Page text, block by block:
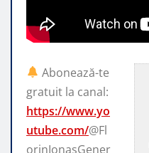
Abonează-te
gratuit la canal:
https://www.yo
utube.com/@Fl
orinIonasGener